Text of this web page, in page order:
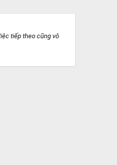
tiếp theo cũng vô